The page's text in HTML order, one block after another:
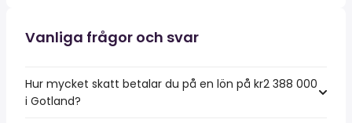
Vanliga frågor och svar
Hur mycket skatt betalar du på en lön på kr2 388 000
i Gotland?